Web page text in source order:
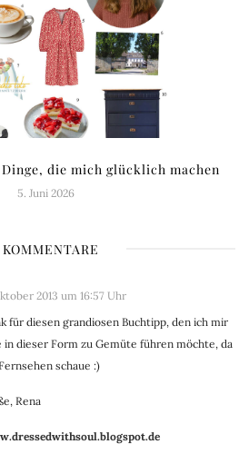
die mich glücklich machen
5. Juni 2026
KOMMENTARE
2013 um 16:57 Uhr
für diesen grandiosen Buchtipp, den ich mir
in dieser Form zu Gemüte führen möchte, da
schaue :)
Rena